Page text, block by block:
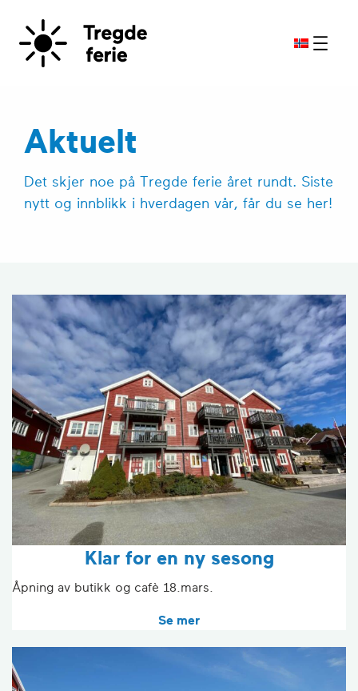
Aktuelt
Det skjer noe på Tregde ferie året rundt. Siste
nytt og innblikk i hverdagen vår, får du se her!
Klar for en ny sesong
Åpning av butikk og cafè 18.mars.
Se mer